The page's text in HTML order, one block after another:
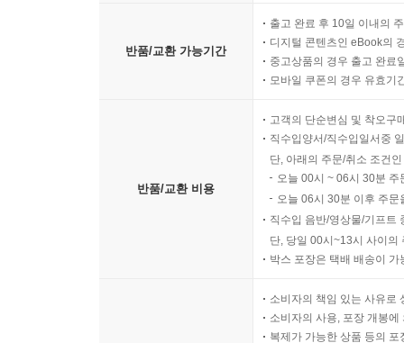
반품/교환 가능기간
출고 완료 후 10일 이내의
디지털 콘텐츠인 eBook의
중고상품의 경우 출고 완료
모바일 쿠폰의 경우 유효기
반품/교환 비용
고객의 단순변심 및 착오구
직수입양서/직수입일서중
단, 아래의 주문/취소 조건
오늘 00시 ~ 06시 30분
오늘 06시 30분 이후 주
직수입 음반/영상물/기프트
단, 당일 00시~13시 사이의
박스 포장은 택배 배송이
소비자의 책임 있는 사유로
소비자의 사용, 포장 개봉
복제가 가능한 상품 등의